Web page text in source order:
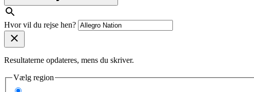
Hvor vil du rejse hen?
Resultaterne opdateres, mens du skriver.
Vælg region